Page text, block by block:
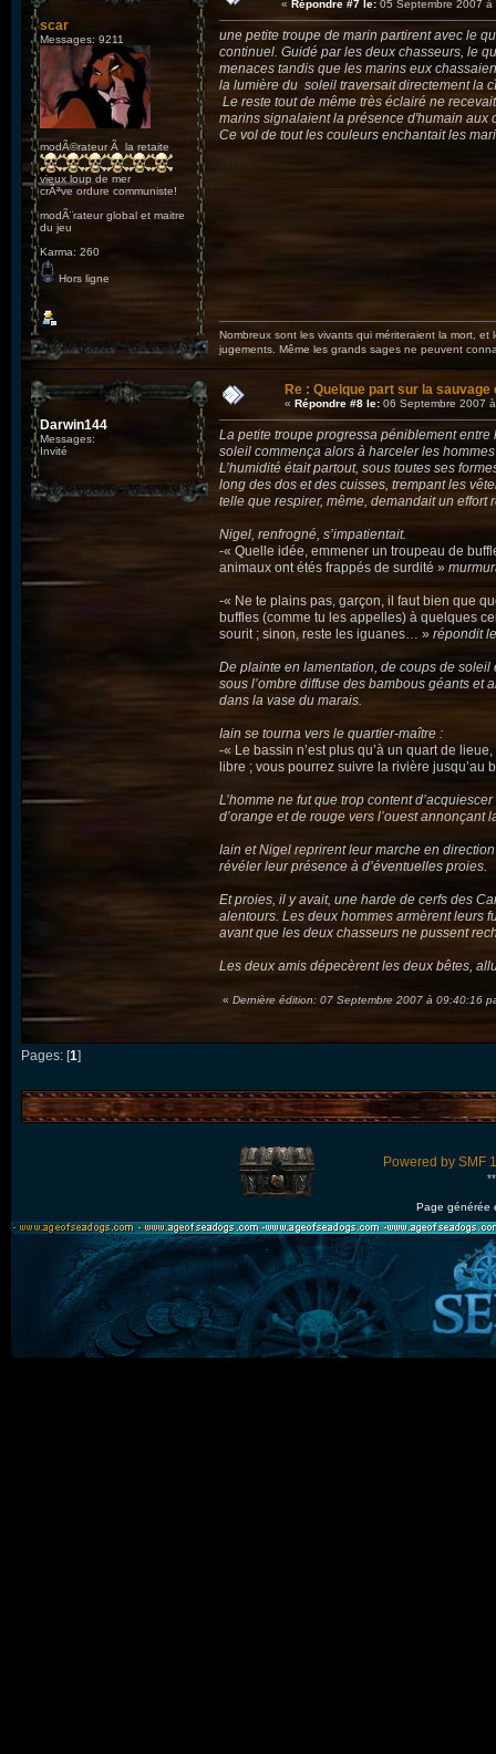
scar
Messages: 9211
modÃ©rateur Ã la retaite
vieux loup de mer
crÃªve ordure communiste!
modÃ¨rateur global et maitre
du jeu
Karma: 260
Hors ligne
« Répondre #7 le: 05 Septembre 2007
une petite troupe de marin partirent avec le
continuel. Guidé par les deux chasseurs, le
menaces tandis que les marins eux
la lumière du soleil traversait directement la
Le reste tout de même très éclairé ne
marins signalaient la présence d'humain
Ce vol de tout les couleurs enchantait les
Nombreux sont les vivants qui mériteraient la mort,
jugements. Même les grands sages ne peuvent
Darwin144
Messages:
Invité
Re : Quelque part sur la
« Répondre #8 le: 06 Septembre 2007
La petite troupe progressa péniblement
soleil commença alors à harceler les
L’humidité était partout, sous toutes ses
long des dos et des cuisses, trempant les
telle que respirer, même, demandait un effort
Nigel, renfrogné, s’impatientait.
-« Quelle idée, emmener un troupeau de
animaux ont étés frappés de surdité »
-« Ne te plains pas, garçon, il faut bien que
buffles (comme tu les appelles) à quelques
sourit ; sinon, reste les iguanes… » répondit
De plainte en lamentation, de coups de
sous l’ombre diffuse des bambous géants et
dans la vase du marais.
Iain se tourna vers le quartier-maître :
-« Le bassin n’est plus qu’à un quart de
libre ; vous pourrez suivre la rivière jusqu’au
L’homme ne fut que trop content
d’orange et de rouge vers l’ouest
Iain et Nigel reprirent leur marche en
révéler leur présence à d’éventuelles proies.
Et proies, il y avait, une harde de cerfs des
alentours. Les deux hommes armèrent leurs
avant que les deux chasseurs ne pussent
Les deux amis dépecèrent les deux bêtes,
« Dernière édition: 07 Septembre 2007 à 09:40:16
Pages: [1]
Powered by SMF
Page générée